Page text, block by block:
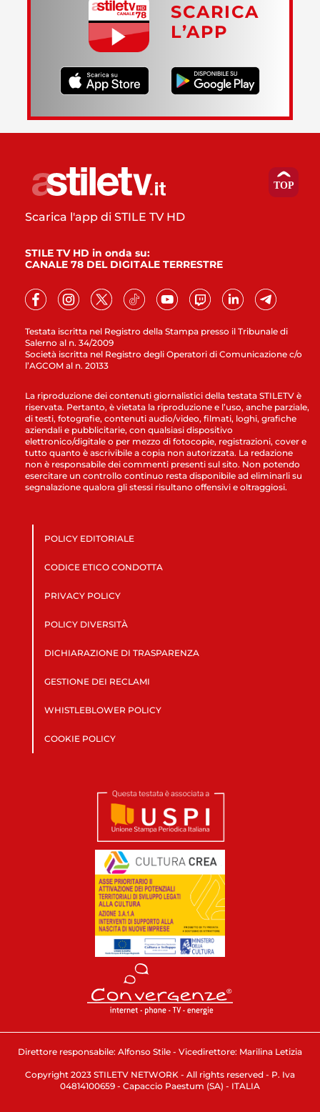
SCARICA
L’APP
Testata iscritta nel Registro della Stampa presso il Tribunale di
Salerno al n. 34/2009
Società iscritta nel Registro degli Operatori di Comunicazione c/o
l’AGCOM al n. 20133
Scarica l'app di STILE TV HD
STILE TV HD in onda su:
CANALE 78 DEL DIGITALE TERRESTRE
La riproduzione dei contenuti giornalistici della testata STILETV è
riservata. Pertanto, è vietata la riproduzione e l’uso, anche parziale,
di testi, fotografie, contenuti audio/video, filmati, loghi, grafiche
aziendali e pubblicitarie, con qualsiasi dispositivo
elettronico/digitale o per mezzo di fotocopie, registrazioni, cover e
tutto quanto è ascrivibile a copia non autorizzata. La redazione
non è responsabile dei commenti presenti sul sito. Non potendo
esercitare un controllo continuo resta disponibile ad eliminarli su
segnalazione qualora gli stessi risultano offensivi e oltraggiosi.
POLICY EDITORIALE
CODICE ETICO CONDOTTA
PRIVACY POLICY
POLICY DIVERSITÀ
DICHIARAZIONE DI TRASPARENZA
GESTIONE DEI RECLAMI
WHISTLEBLOWER POLICY
COOKIE POLICY
Direttore responsabile: Alfonso Stile - Vicedirettore: Marilina Letizia
Copyright 2023 STILETV NETWORK - All rights reserved - P. Iva
04814100659 - Capaccio Paestum (SA) - ITALIA